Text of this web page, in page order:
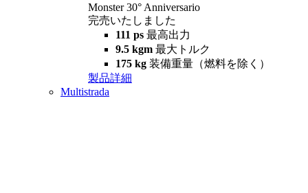
Monster 30° Anniversario
完売いたしました
111 ps 最高出力
9.5 kgm 最大トルク
175 kg 装備重量（燃料を除く）
製品詳細
Multistrada